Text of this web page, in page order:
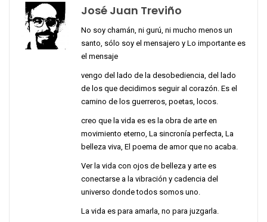
José Juan Treviño
No soy chamán, ni gurú, ni mucho menos un
santo, sólo soy el mensajero y Lo importante es
el mensaje
vengo del lado de la desobediencia, del lado
de los que decidimos seguir al corazón. Es el
camino de los guerreros, poetas, locos.
creo que la vida es es la obra de arte en
movimiento eterno, La sincronía perfecta, La
belleza viva, El poema de amor que no acaba.
Ver la vida con ojos de belleza y arte es
conectarse a la vibración y cadencia del
universo donde todos somos uno.
La vida es para amarla, no para juzgarla.